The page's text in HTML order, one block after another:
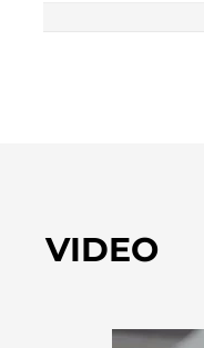
VIDEO